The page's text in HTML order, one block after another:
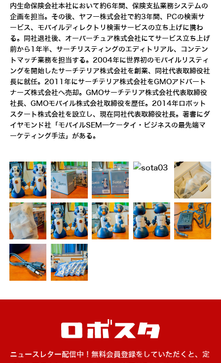
内生命保険会社本社において約6年間、保険支払業務システムの
企画を担当。その後、ヤフー株式会社で約3年間、PCの検索サ
ービス、モバイルディレクトリ検索サービスの立ち上げに携わ
る。同社退社後、オーバーチュア株式会社にてサービス立ち上げ
前から1年半、サーチリスティングのエディトリアル、コンテン
トマッチ業務を担当する。2004年に世界初のモバイルリスティ
ングを開始したサーチテリア株式会社を創業、同社代表取締役社
長に就任。2011年にサーチテリア株式会社をGMOアドパート
ナーズ株式会社へ売却。GMOサーチテリア株式会社代表取締役
社長、GMOモバイル株式会社取締役を歴任。2014年ロボット
スタート株式会社を設立し、現在同社代表取締役社長。著書にダ
イヤモンド社「モバイルSEM―ケータイ・ビジネスの最先端マ
ーケティング手法」がある。
ニュースレター配信中！無料会員登録をしていただくと、定